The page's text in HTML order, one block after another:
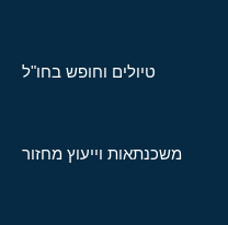
טיולים וחופש בחו"ל
משכנתאות וייעוץ מחזור